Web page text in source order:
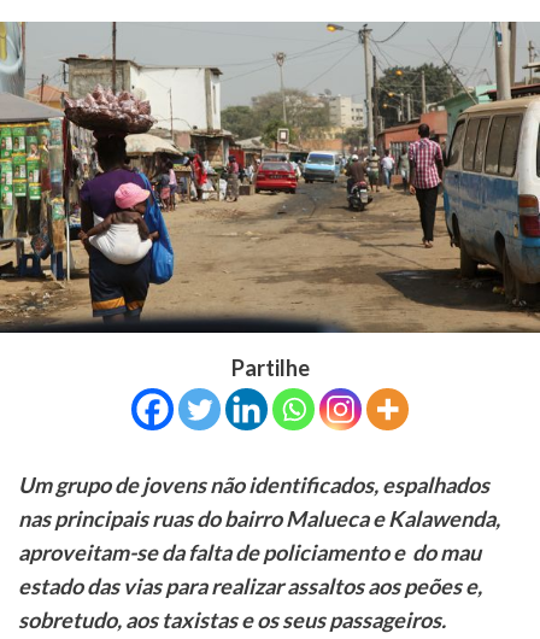
Partilhe
Um grupo de jovens não identificados, espalhados
nas principais ruas do bairro Malueca e Kalawenda,
aproveitam-se da falta de policiamento e do mau
estado das vias para realizar assaltos aos peões e,
sobretudo, aos taxistas e os seus passageiros.